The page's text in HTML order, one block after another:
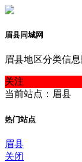
眉县同城网
眉县地区分类信息
关注
当前站点：眉县
热门站点
眉县
关闭